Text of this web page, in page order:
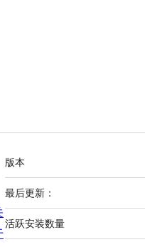
额
外
信
息
版本
最后更新：
活跃安装数量